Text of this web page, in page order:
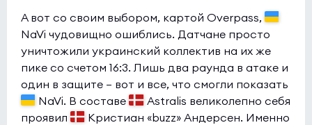
1
SINNERS 0
0:0
Esports World Cup 2026 Open Qualifier(bo3)
Virtus.pro 0
JiJieHao
12:6
А вот со своим выбором, картой Overpass,
NaVi чудовищно ошиблись. Датчане просто
уничтожили украинский коллектив на их же
пике со счетом 16:3. Лишь два раунда в атаке и
один в защите — вот и все, что смогли показать
NaVi. В составе
Astralis великолепно себя
проявил
Кристиан «buzz» Андерсен. Именно